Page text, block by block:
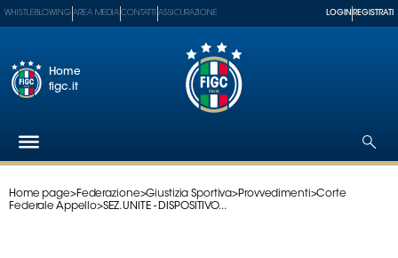
Federazione
WHISTLEBLOWING AREA MEDIA CONTATTI ASSICURAZIONE LOGIN REGISTRATI
Home
figc.it
Home page>Federazione>Giustizia Sportiva>Provvedimenti>Corte
Federale Appello>SEZ. UNITE - DISPOSITIVO...